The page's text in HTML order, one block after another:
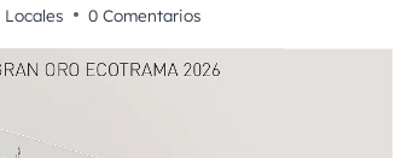
Locales 0 Comentarios